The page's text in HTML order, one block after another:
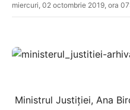
miercuri, 02 octombrie 2019, ora
Ministrul Justiției, Ana